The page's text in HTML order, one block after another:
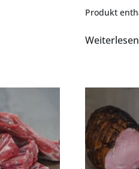
Produkt
Weiterlesen